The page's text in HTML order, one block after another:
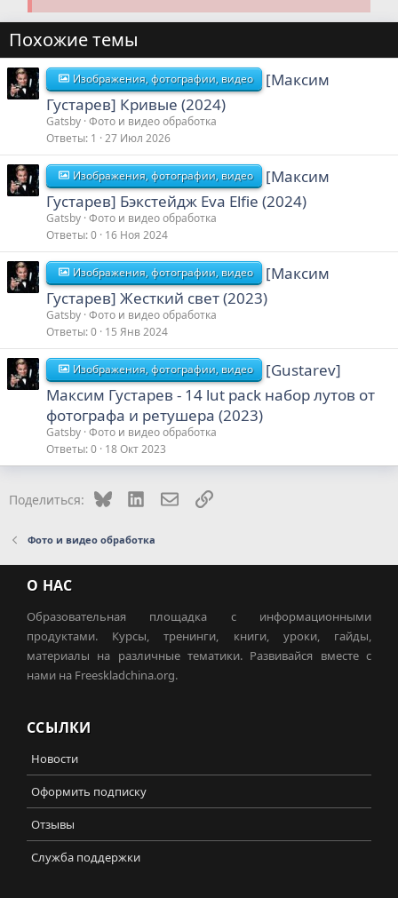
Похожие темы
Изображения, фотографии, видео
[Максим
Густарев] Кривые (2024)
Gatsby Фото и видео обработка
Ответы 1 27 Июл 2026
Изображения, фотографии, видео
[Максим
Густарев] Бэкстейдж Eva Elfie (2024)
Gatsby Фото и видео обработка
Ответы 0 16 Ноя 2024
Изображения, фотографии, видео
[Максим
Густарев] Жесткий свет (2023)
Gatsby Фото и видео обработка
Ответы 0 15 Янв 2024
Изображения, фотографии, видео
[Gustarev]
Максим Густарев - 14 lut pack набор лутов от
фотографа и ретушера (2023)
Gatsby Фото и видео обработка
Ответы 0 18 Окт 2023
Поделиться: Bluesky LinkedInЭлектронная почта
Ссылка
Фото и видео обработка
О НАС
Образовательная площадка с информационными
продуктами. Курсы, тренинги, книги, уроки, гайды,
материалы на различные тематики. Развивайся вместе с
нами на Freeskladchina.org.
ССЫЛКИ
Новости
Оформить подписку
Отзывы
Служба поддержки